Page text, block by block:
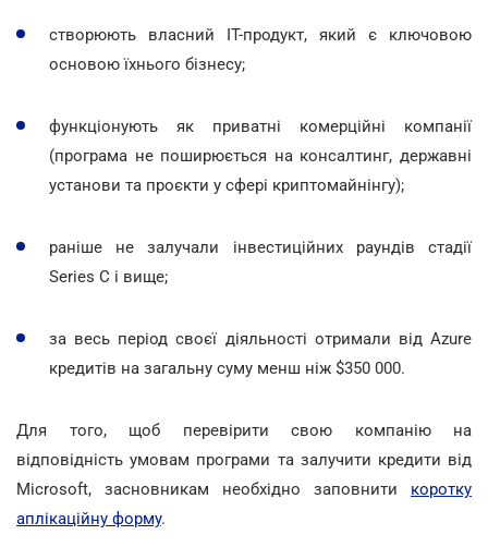
створюють власний IT-продукт, який є ключовою
основою їхнього бізнесу;
функціонують як приватні комерційні компанії
(програма не поширюється на консалтинг, державні
установи та проєкти у сфері криптомайнінгу);
раніше не залучали інвестиційних раундів стадії
Series C і вище;
за весь період своєї діяльності отримали від Azure
кредитів на загальну суму менш ніж $350 000.
Для того, щоб перевірити свою компанію на
відповідність умовам програми та залучити кредити від
Microsoft, засновникам необхідно заповнити коротку
аплікаційну форму.